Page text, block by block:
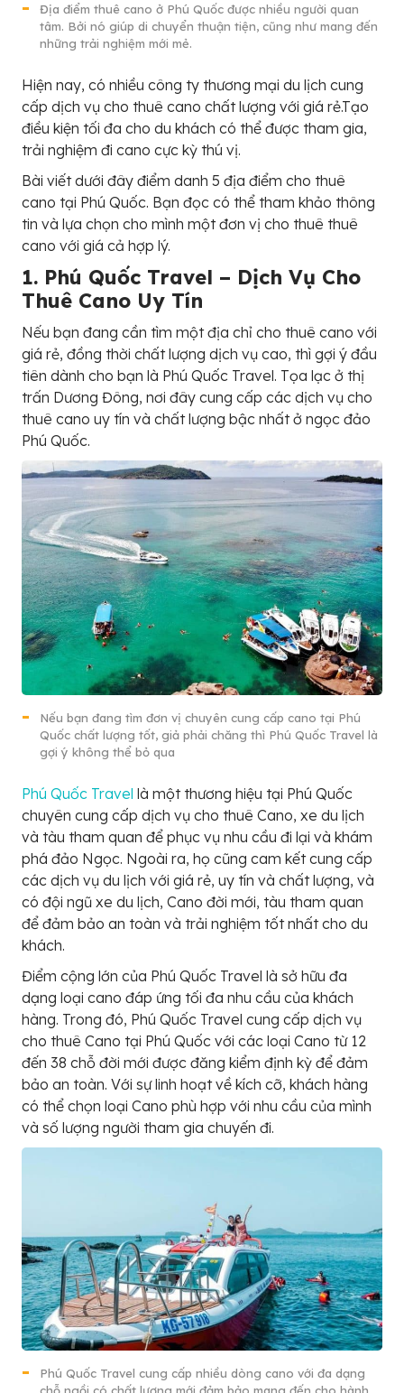
Địa điểm thuê cano ở Phú Quốc được nhiều người quan
tâm. Bởi nó giúp di chuyển thuận tiện, cũng như mang đến
những trải nghiệm mới mẻ.
Hiện nay, có nhiều công ty thương mại du lịch cung
cấp dịch vụ cho thuê cano chất lượng với giá rẻ.Tạo
điều kiện tối đa cho du khách có thể được tham gia,
trải nghiệm đi cano cực kỳ thú vị.
Bài viết dưới đây điểm danh 5 địa điểm cho thuê
cano tại Phú Quốc. Bạn đọc có thể tham khảo thông
tin và lựa chọn cho mình một đơn vị cho thuê thuê
cano với giá cả hợp lý.
1. Phú Quốc Travel – Dịch Vụ Cho
Thuê Cano Uy Tín
Nếu bạn đang cần tìm một địa chỉ cho thuê cano với
giá rẻ, đồng thời chất lượng dịch vụ cao, thì gợi ý đầu
tiên dành cho bạn là Phú Quốc Travel. Tọa lạc ở thị
trấn Dương Đông, nơi đây cung cấp các dịch vụ cho
thuê cano uy tín và chất lượng bậc nhất ở ngọc đảo
Phú Quốc.
Nếu bạn đang tìm đơn vị chuyên cung cấp cano tại Phú
Quốc chất lượng tốt, giả phải chăng thì Phú Quốc Travel là
gợi ý không thể bỏ qua
Phú Quốc Travel là một thương hiệu tại Phú Quốc
chuyên cung cấp dịch vụ cho thuê Cano, xe du lịch
và tàu tham quan để phục vụ nhu cầu đi lại và khám
phá đảo Ngọc. Ngoài ra, họ cũng cam kết cung cấp
các dịch vụ du lịch với giá rẻ, uy tín và chất lượng, và
có đội ngũ xe du lịch, Cano đời mới, tàu tham quan
để đảm bảo an toàn và trải nghiệm tốt nhất cho du
khách.
Điểm cộng lớn của Phú Quốc Travel là sở hữu đa
dạng loại cano đáp ứng tối đa nhu cầu của khách
hàng. Trong đó, Phú Quốc Travel cung cấp dịch vụ
cho thuê Cano tại Phú Quốc với các loại Cano từ 12
đến 38 chỗ đời mới được đăng kiểm định kỳ để đảm
bảo an toàn. Với sự linh hoạt về kích cỡ, khách hàng
có thể chọn loại Cano phù hợp với nhu cầu của mình
và số lượng người tham gia chuyến đi.
Phú Quốc Travel cung cấp nhiều dòng cano với đa dạng